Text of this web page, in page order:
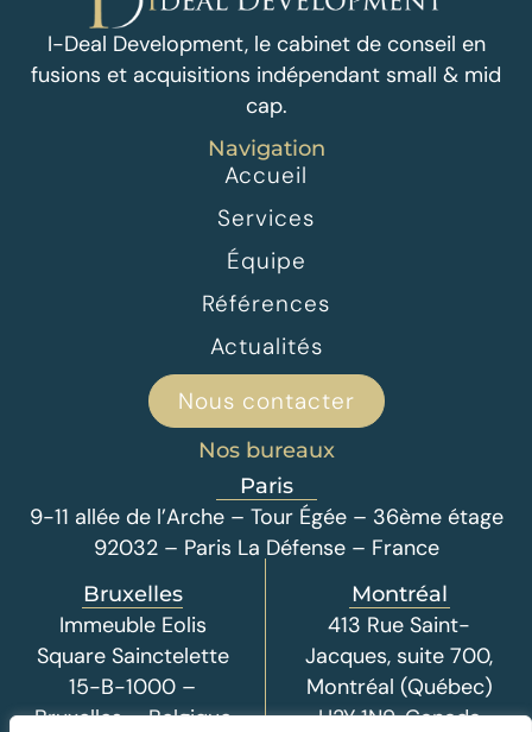
I-Deal Development, le cabinet de conseil en
fusions et acquisitions indépendant small & mid
cap.
Navigation
Accueil
Services
Équipe
Références
Actualités
Nous contacter
Nos bureaux
Paris
9-11 allée de l’Arche – Tour Égée – 36ème étage
92032 – Paris La Défense – France
Bruxelles
Immeuble Eolis
Square Sainctelette
15-B-1000 –
Bruxelles – Belgique
Montréal
413 Rue Saint-
Jacques, suite 700,
Montréal (Québec)
H2Y 1N9, Canada